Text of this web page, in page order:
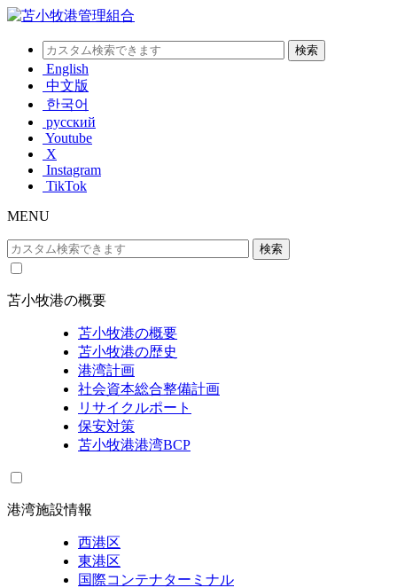
English
中文版
한국어
русский
Youtube
X
Instagram
TikTok
MENU
苫小牧港の概要
苫小牧港の概要
苫小牧港の歴史
港湾計画
社会資本総合整備計画
リサイクルポート
保安対策
苫小牧港港湾BCP
港湾施設情報
西港区
東港区
国際コンテナターミナル